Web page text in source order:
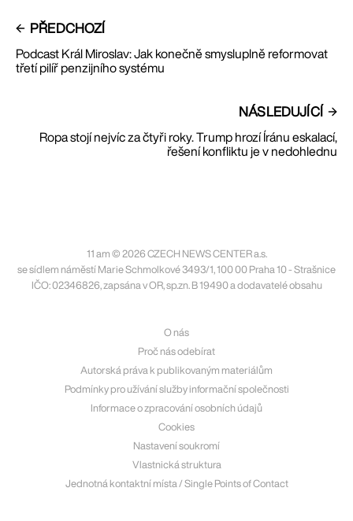
PŘEDCHOZÍ
Podcast Král Miroslav: Jak konečně smysluplně reformovat
třetí pilíř penzijního systému
NÁSLEDUJÍCÍ
Ropa stojí nejvíc za čtyři roky. Trump hrozí Íránu eskalací,
řešení konfliktu je v nedohlednu
11 am © 2026 CZECH NEWS CENTER a.s.
se sídlem náměstí Marie Schmolkové 3493/1, 100 00 Praha 10 - Strašnice
IČO: 02346826, zapsána v OR, sp.zn. B 19490 a dodavatelé obsahu
O nás
Proč nás odebírat
Autorská práva k publikovaným materiálům
Podmínky pro užívání služby informační společnosti
Informace o zpracování osobních údajů
Cookies
Nastavení soukromí
Vlastnická struktura
Jednotná kontaktní místa / Single Points of Contact